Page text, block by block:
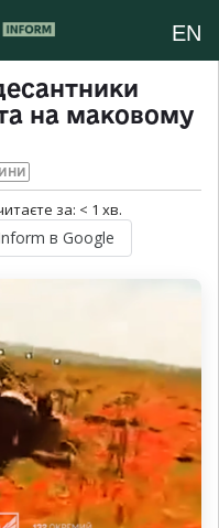
EN
на маковому
за: < 1 хв.
в Google